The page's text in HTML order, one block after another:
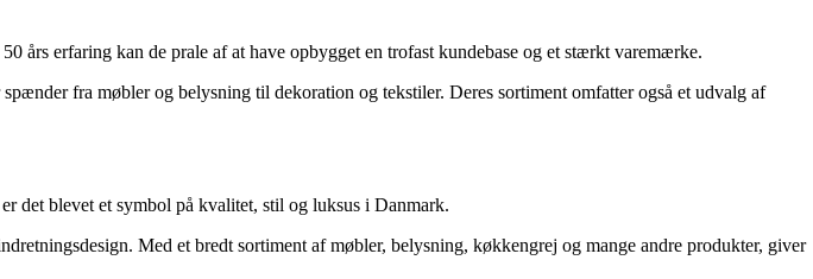
års erfaring kan de prale af at have opbygget en trofast kundebase og et stærkt varemærke.
fra møbler og belysning til dekoration og tekstiler. Deres sortiment omfatter også et udvalg af
det blevet et symbol på kvalitet, stil og luksus i Danmark.
Med et bredt sortiment af møbler, belysning, køkkengrej og mange andre produkter, giver